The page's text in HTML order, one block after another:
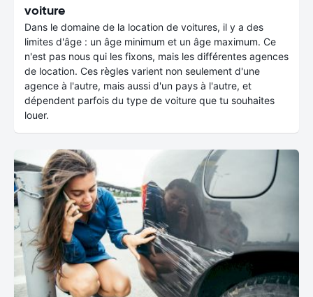
voiture
Dans le domaine de la location de voitures, il y a des
limites d'âge : un âge minimum et un âge maximum. Ce
n'est pas nous qui les fixons, mais les différentes agences
de location. Ces règles varient non seulement d'une
agence à l'autre, mais aussi d'un pays à l'autre, et
dépendent parfois du type de voiture que tu souhaites
louer.